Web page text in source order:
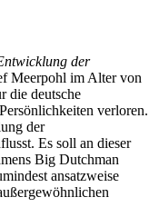
der
Meerpohl im Alter von
die deutsche
verloren.
der
Es soll an dieser
Big Dutchman
ansatzweise